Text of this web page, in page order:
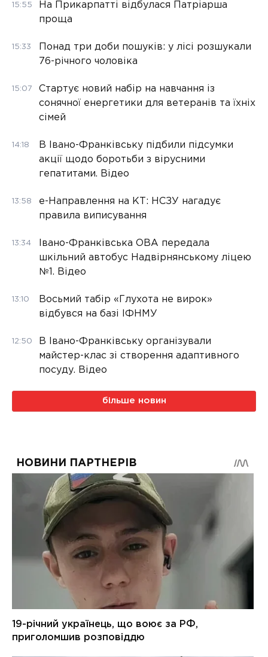
15:55
На Прикарпатті відбулася Патріарша
проща
15:33
Понад три доби пошуків: у лісі розшукали
76-річного чоловіка
15:07
Стартує новий набір на навчання із
сонячної енергетики для ветеранів та їхніх
сімей
14:18
В Івано-Франківську підбили підсумки
акції щодо боротьби з вірусними
гепатитами. Відео
13:58
е-Направлення на КТ: НСЗУ нагадує
правила виписування
13:34
Івано-Франківська ОВА передала
шкільний автобус Надвірнянському ліцею
№1. Відео
13:10
Восьмий табір «Глухота не вирок»
відбувся на базі ІФНМУ
12:50
В Івано-Франківську організували
майстер-клас зі створення адаптивного
посуду. Відео
більше новин